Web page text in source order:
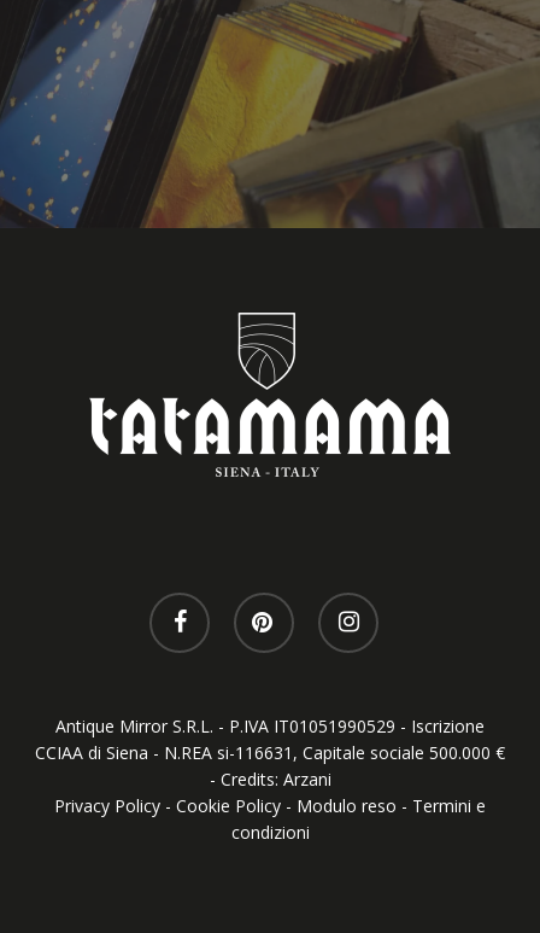
Antique Mirror S.R.L. - P.IVA IT01051990529 - Iscrizione
CCIAA di Siena - N.REA si-116631, Capitale sociale 500.000 €
- Credits: Arzani
Privacy Policy - Cookie Policy - Modulo reso - Termini e
condizioni